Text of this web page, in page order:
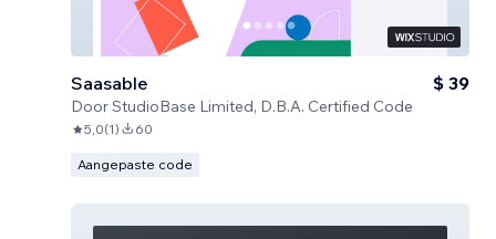
Saasable
DoorStudioBase Limited, D.B.A. Certified Code
$ 39
5,0(1) 60
Aangepaste code